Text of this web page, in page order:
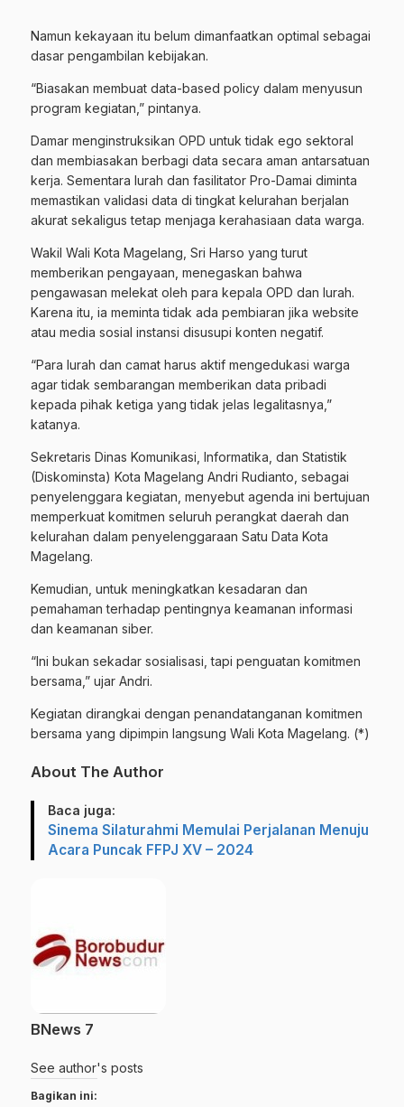
Namun kekayaan itu belum dimanfaatkan optimal sebagai
dasar pengambilan kebijakan.
“Biasakan membuat data-based policy dalam menyusun
program kegiatan,” pintanya.
Damar menginstruksikan OPD untuk tidak ego sektoral
dan membiasakan berbagi data secara aman antarsatuan
kerja. Sementara lurah dan fasilitator Pro-Damai diminta
memastikan validasi data di tingkat kelurahan berjalan
akurat sekaligus tetap menjaga kerahasiaan data warga.
Wakil Wali Kota Magelang, Sri Harso yang turut
memberikan pengayaan, menegaskan bahwa
pengawasan melekat oleh para kepala OPD dan lurah.
Karena itu, ia meminta tidak ada pembiaran jika website
atau media sosial instansi disusupi konten negatif.
“Para lurah dan camat harus aktif mengedukasi warga
agar tidak sembarangan memberikan data pribadi
kepada pihak ketiga yang tidak jelas legalitasnya,”
katanya.
Sekretaris Dinas Komunikasi, Informatika, dan Statistik
(Diskominsta) Kota Magelang Andri Rudianto, sebagai
penyelenggara kegiatan, menyebut agenda ini bertujuan
memperkuat komitmen seluruh perangkat daerah dan
kelurahan dalam penyelenggaraan Satu Data Kota
Magelang.
Kemudian, untuk meningkatkan kesadaran dan
pemahaman terhadap pentingnya keamanan informasi
dan keamanan siber.
“Ini bukan sekadar sosialisasi, tapi penguatan komitmen
bersama,” ujar Andri.
Kegiatan dirangkai dengan penandatanganan komitmen
bersama yang dipimpin langsung Wali Kota Magelang. (*)
About The Author
Baca juga:
Sinema Silaturahmi Memulai Perjalanan Menuju
Acara Puncak FFPJ XV – 2024
BNews 7
See author's posts
Bagikan ini: